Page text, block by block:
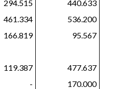
294.515
440.633
461.334
536.200
166.819
95.567
119.387
477.637
-
170.000